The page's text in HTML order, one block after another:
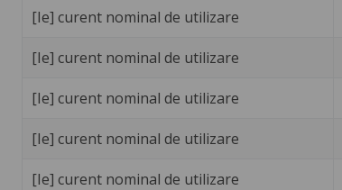
[Ie] curent nominal de utilizare
[Ie] curent nominal de utilizare
[Ie] curent nominal de utilizare
[Ie] curent nominal de utilizare
[Ie] curent nominal de utilizare